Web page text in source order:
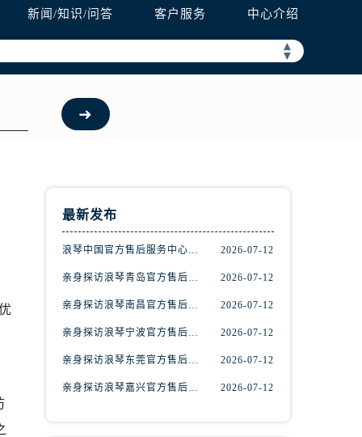
新闻/知识/问答 客户服务 中心介绍
▲
▼
最新发布
浪琴中国官方售后服务中心完整地址及热线实地考察报告+多信源验证（2026年7月最新） 2026-07-12
亲身探访浪琴青岛官方售后服务中心｜最新电话及地址（2026年7月最新） 2026-07-12
亲身探访浪琴南昌官方售后服务中心｜最新电话及地址（2026年7月最新） 2026-07-12
亲身探访浪琴宁波官方售后服务中心｜网点地址及售后热线（2026年7月最新） 2026-07-12
亲身探访浪琴东莞官方售后服务中心｜地址与联系电话（2026年7月最新） 2026-07-12
亲身探访浪琴嘉兴官方售后服务中心｜热线电话与网点地址（2026年7月最新） 2026-07-12